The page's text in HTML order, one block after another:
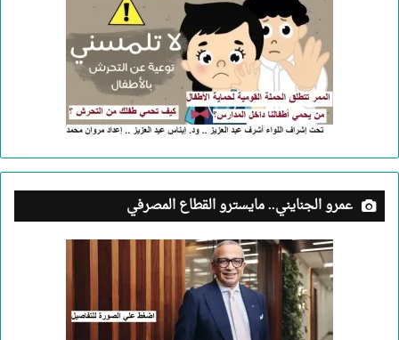
عمرو الجنايني.. مايسترو القطاع المصرفي